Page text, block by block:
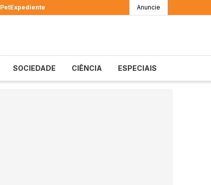
PetExpediente Anuncie
SOCIEDADE CIÊNCIA ESPECIAIS